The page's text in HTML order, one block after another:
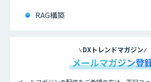
RAG構築
DXトレンドマガジン
メールマガジン登